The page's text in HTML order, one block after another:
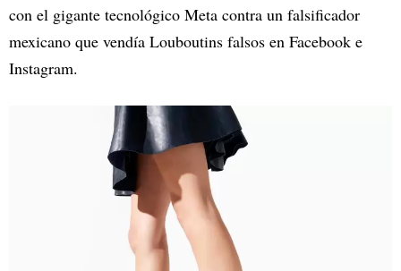
con el gigante tecnológico Meta contra un falsificador
mexicano que vendía Louboutins falsos en Facebook e
Instagram.